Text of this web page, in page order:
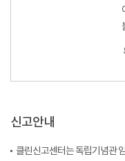
신고안내
클린신고센터는 독립기념관